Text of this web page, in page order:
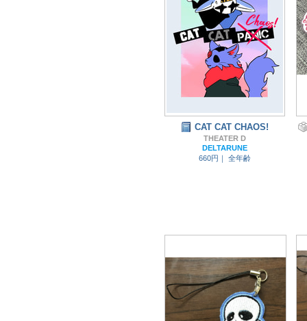
CAT CAT CHAOS!
THEATER D
DELTARUNE
660円｜
全年齢